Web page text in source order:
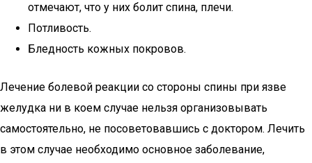
отмечают, что у них болит спина, плечи.
Потливость.
Бледность кожных покровов.
Лечение болевой реакции со стороны спины при язве
желудка ни в коем случае нельзя организовывать
самостоятельно, не посоветовавшись с доктором. Лечить
в этом случае необходимо основное заболевание,